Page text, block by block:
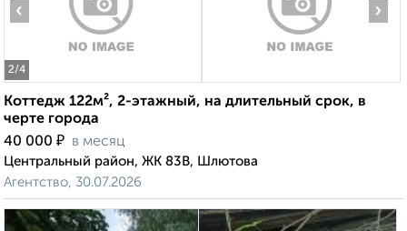
2/4
‹ ›
Коттедж 122м², 2-этажный, на длительный срок, в
черте города
40 000 ₽ в месяц
Центральный район, ЖК 83В, Шлютова
Агентство, 30.07.2026